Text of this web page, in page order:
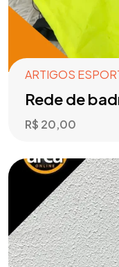
ARTIGOS
Rede de
R$ 20,00